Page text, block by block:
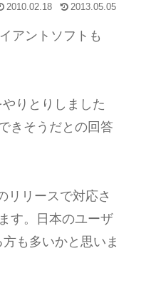
2010.02.18 2013.05.05
アントソフトも
りとりしました
きそうだとの回答
リリースで対応さ
す。日本のユーザ
も多いかと思いま